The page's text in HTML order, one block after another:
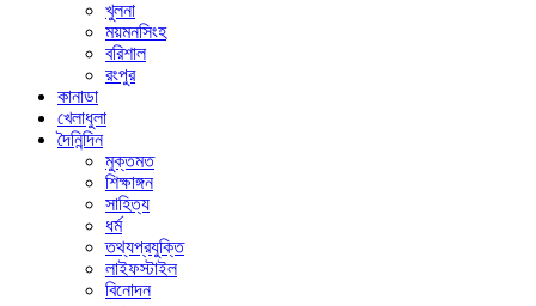
খুলনা
ময়মনসিংহ
বরিশাল
রংপুর
কানাডা
খেলাধুলা
দৈনিন্দিন
মুক্তমত
শিক্ষাঙ্গন
সাহিত্য
ধর্ম
তথ্যপ্রযুক্তি
লাইফস্টাইল
বিনোদন